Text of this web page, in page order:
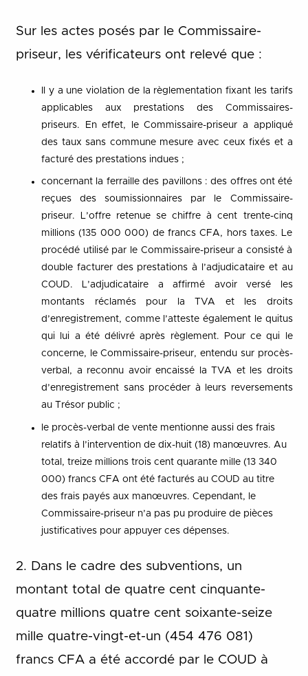
Sur les actes posés par le Commissaire-
priseur, les vérificateurs ont relevé que :
Il y a une violation de la règlementation fixant les tarifs
applicables aux prestations des Commissaires-
priseurs. En effet, le Commissaire-priseur a appliqué
des taux sans commune mesure avec ceux fixés et a
facturé des prestations indues ;
concernant la ferraille des pavillons : des offres ont été
reçues des soumissionnaires par le Commissaire-
priseur. L’offre retenue se chiffre à cent trente-cinq
millions (135 000 000) de francs CFA, hors taxes. Le
procédé utilisé par le Commissaire-priseur a consisté à
double facturer des prestations à l’adjudicataire et au
COUD. L’adjudicataire a affirmé avoir versé les
montants réclamés pour la TVA et les droits
d’enregistrement, comme l’atteste également le quitus
qui lui a été délivré après règlement. Pour ce qui le
concerne, le Commissaire-priseur, entendu sur procès-
verbal, a reconnu avoir encaissé la TVA et les droits
d’enregistrement sans procéder à leurs reversements
au Trésor public ;
le procès-verbal de vente mentionne aussi des frais
relatifs à l’intervention de dix-huit (18) manœuvres. Au
total, treize millions trois cent quarante mille (13 340
000) francs CFA ont été facturés au COUD au titre
des frais payés aux manœuvres. Cependant, le
Commissaire-priseur n’a pas pu produire de pièces
justificatives pour appuyer ces dépenses.
2. Dans le cadre des subventions, un
montant total de quatre cent cinquante-
quatre millions quatre cent soixante-seize
mille quatre-vingt-et-un (454 476 081)
francs CFA a été accordé par le COUD à